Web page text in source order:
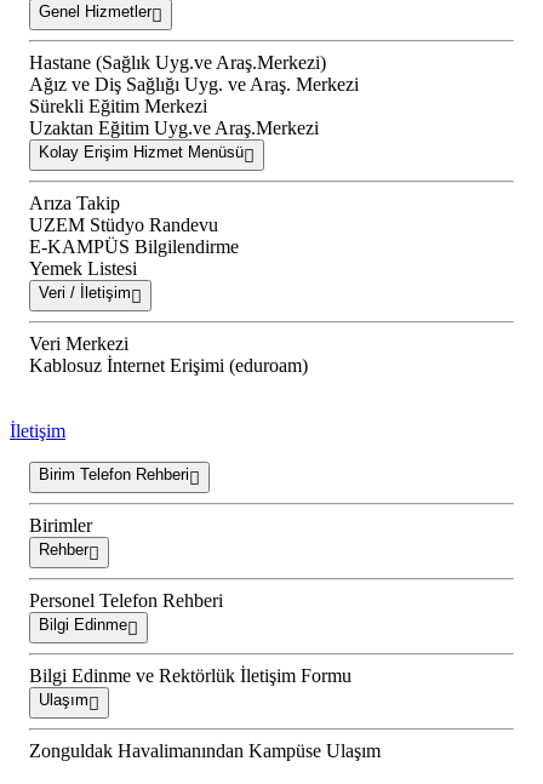
Genel Hizmetler
Hastane (Sağlık Uyg.ve Araş.Merkezi)
Ağız ve Diş Sağlığı Uyg. ve Araş. Merkezi
Sürekli Eğitim Merkezi
Uzaktan Eğitim Uyg.ve Araş.Merkezi
Kolay Erişim Hizmet Menüsü
Arıza Takip
UZEM Stüdyo Randevu
E-KAMPÜS Bilgilendirme
Yemek Listesi
Veri / İletişim
Veri Merkezi
Kablosuz İnternet Erişimi (eduroam)
İletişim
Birim Telefon Rehberi
Birimler
Rehber
Personel Telefon Rehberi
Bilgi Edinme
Bilgi Edinme ve Rektörlük İletişim Formu
Ulaşım
Zonguldak Havalimanından Kampüse Ulaşım